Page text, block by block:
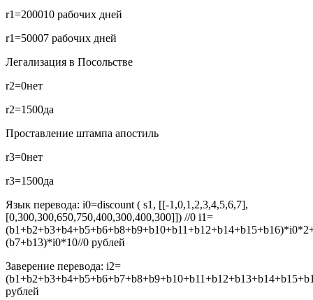
r1=200010 рабочих дней
r1=50007 рабочих дней
Легализация в Посольстве
r2=0нет
r2=1500да
Проставление штампа апостиль
r3=0нет
r3=1500да
Язык перевода: i0=discount ( s1, [[-1,0,1,2,3,4,5,6,7],
[0,300,300,650,750,400,300,400,300]]) //0 i1=
(b7+b13)*i0*10//0 рублей
Заверение перевода: i2=
рублей